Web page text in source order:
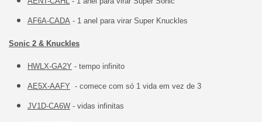
AF6A-CADA- 1 anel para virar Super Knuckles
Sonic 2 & Knuckles
HWLX-GA2Y - tempo infinito
AE5X-AAFY - comece com só 1 vida em vez de 3
JV1D-CA6W- vidas infinitas